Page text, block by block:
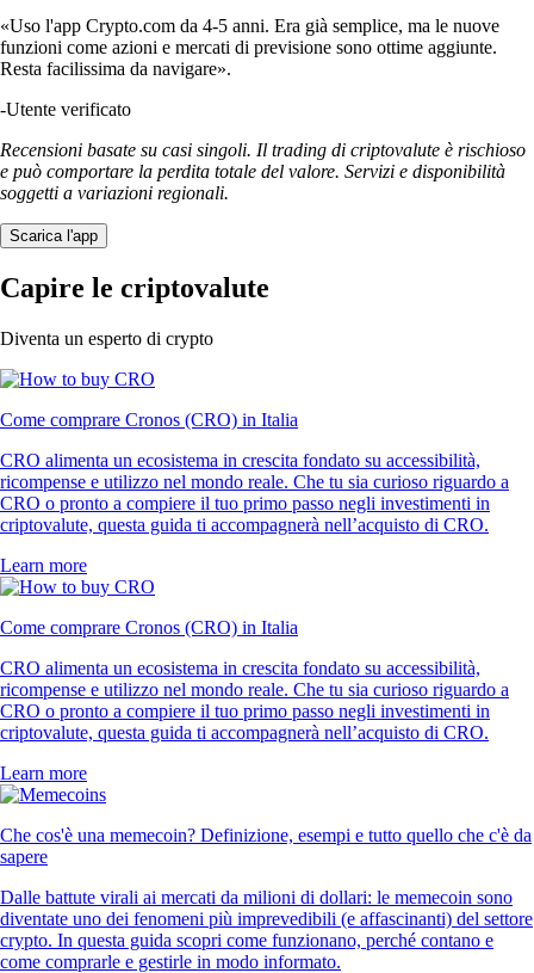
«Uso l'app Crypto.com da 4-5 anni. Era già semplice, ma le nuove
funzioni come azioni e mercati di previsione sono ottime aggiunte.
Resta facilissima da navigare».
-Utente verificato
Recensioni basate su casi singoli. Il trading di criptovalute è rischioso
e può comportare la perdita totale del valore. Servizi e disponibilità
soggetti a variazioni regionali.
Scarica l'app
Capire le criptovalute
Diventa un esperto di crypto
Come comprare Cronos (CRO) in Italia
CRO alimenta un ecosistema in crescita fondato su accessibilità,
ricompense e utilizzo nel mondo reale. Che tu sia curioso riguardo a
CRO o pronto a compiere il tuo primo passo negli investimenti in
criptovalute, questa guida ti accompagnerà nell’acquisto di CRO.
Learn more
Come comprare Cronos (CRO) in Italia
CRO alimenta un ecosistema in crescita fondato su accessibilità,
ricompense e utilizzo nel mondo reale. Che tu sia curioso riguardo a
CRO o pronto a compiere il tuo primo passo negli investimenti in
criptovalute, questa guida ti accompagnerà nell’acquisto di CRO.
Learn more
Che cos'è una memecoin? Definizione, esempi e tutto quello che c'è da
sapere
Dalle battute virali ai mercati da milioni di dollari: le memecoin sono
diventate uno dei fenomeni più imprevedibili (e affascinanti) del settore
crypto. In questa guida scopri come funzionano, perché contano e
come comprarle e gestirle in modo informato.